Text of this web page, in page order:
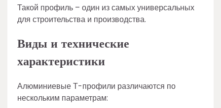
Такой профиль – один из самых универсальных
для строительства и производства.
Виды и технические
характеристики
Алюминиевые Т-профили различаются по
нескольким параметрам: